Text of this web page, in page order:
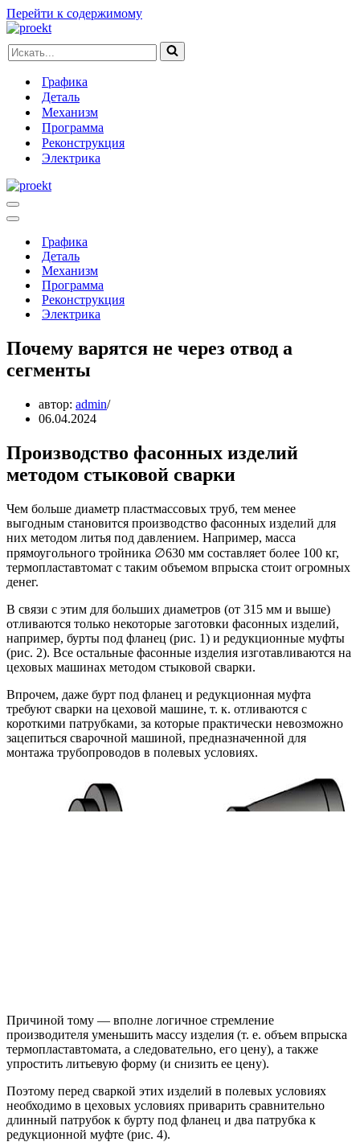
Перейти к содержимому
Искать...
Графика
Деталь
Механизм
Программа
Реконструкция
Электрика
Меню
навигации
Меню
навигацииГрафика
Деталь
Механизм
Программа
Реконструкция
Электрика
Почему варятся не через отвод а
сегменты
автор: admin
06.04.2024
Производство фасонных изделий
методом стыковой сварки
Чем больше диаметр пластмассовых труб, тем менее
выгодным становится производство фасонных изделий для
них методом литья под давлением. Например, масса
прямоугольного тройника ∅630 мм составляет более 100 кг,
термопластавтомат с таким объемом впрыска стоит огромных
денег.
В связи с этим для больших диаметров (от 315 мм и выше)
отливаются только некоторые заготовки фасонных изделий,
например, бурты под фланец (рис. 1) и редукционные муфты
(рис. 2). Все остальные фасонные изделия изготавливаются на
цеховых машинах методом стыковой сварки.
Впрочем, даже бурт под фланец и редукционная муфта
требуют сварки на цеховой машине, т. к. отливаются с
короткими патрубками, за которые практически невозможно
зацепиться сварочной машиной, предназначенной для
монтажа трубопроводов в полевых условиях.
Причиной тому — вполне логичное стремление
производителя уменьшить массу изделия (т. е. объем впрыска
термопластавтомата, а следовательно, его цену), а также
упростить литьевую форму (и снизить ее цену).
Поэтому перед сваркой этих изделий в полевых условиях
необходимо в цеховых условиях приварить сравнительно
длинный патрубок к бурту под фланец и два патрубка к
редукционной муфте (рис. 4).